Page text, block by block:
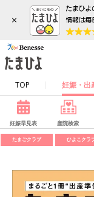
×
TOP 妊娠・出
妊娠早見表 産院検索
たまごクラブ ひよこクラ